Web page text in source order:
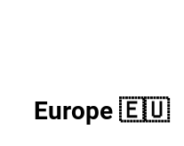
Europe 🇪🇺